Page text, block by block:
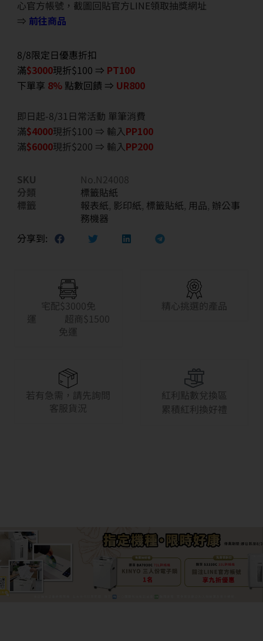
心官方帳號，截圖回貼官方LINE領取抽獎網址
⇒ 前往商品
8/8限定日優惠折扣
滿$3000現折$100 ⇒ PT100
下單享 8% 點數回饋 ⇒ UR800
即日起-8/31日常活動 單筆消費
滿$4000現折$100 ⇒ 輸入PP100
滿$6000現折$200 ⇒ 輸入PP200
SKU
No.N24008
分類
標籤貼紙
標籤
報表紙, 影印紙, 標籤貼紙, 用品, 辦公事
務機器
分享到:
宅配$3000免
運 超商$1500
免運
精心挑選的產品
若有急需，請先詢問
客服貨況
紅利點數兌換區
累積紅利換好禮